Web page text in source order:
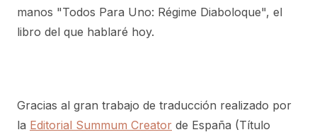
manos "Todos Para Uno: Régime Diaboloque", el
libro del que hablaré hoy.
Gracias al gran trabajo de traducción realizado por
la Editorial Summum Creator de España (Título